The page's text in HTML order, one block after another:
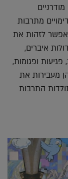
מתרבות
אפשר לזהות את
איברים,
פגיעות ופגומות,
מעבירות את
התרבות